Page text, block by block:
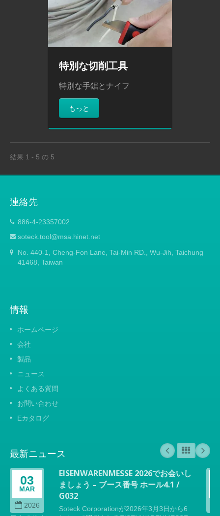
特別な切削工具
特別な手鋸とナイフ
もっと
結果 1 - 5 の 5
連絡先
886-4-23357002
soteck.tool@msa.hinet.net
No. 440-1, Cheng-Fon Lane, Tai-Min RD., Wu-Jih, Taichung
41468, Taiwan
情報
ホームページ
会社
製品
ニュース
よくある質問
お問い合わせ
Eカタログ
最新ニュース
03
MAR
2026
EISENWARENMESSE 2026でお会いし
ましょう – ブース番号 ホール4.1 /
G032
Soteck Corporationが2026年3月3日から6